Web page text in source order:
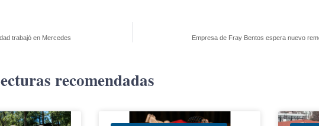
trabajó en Mercedes Empresa de Fray Bentos espera nuevo
recomendadas